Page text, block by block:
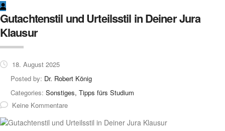
Gutachtenstil und Urteilsstil in Deiner Jura
Klausur
18. August 2025
Posted by: Dr. Robert König
Categories: Sonstiges, Tipps fürs Studium
Keine Kommentare